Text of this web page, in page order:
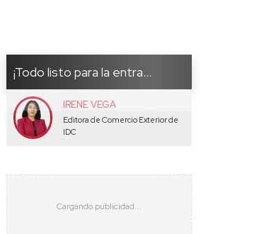
¡Todo listo para la entra...
IRENE VEGA
Editora de Comercio Exterior de
IDC